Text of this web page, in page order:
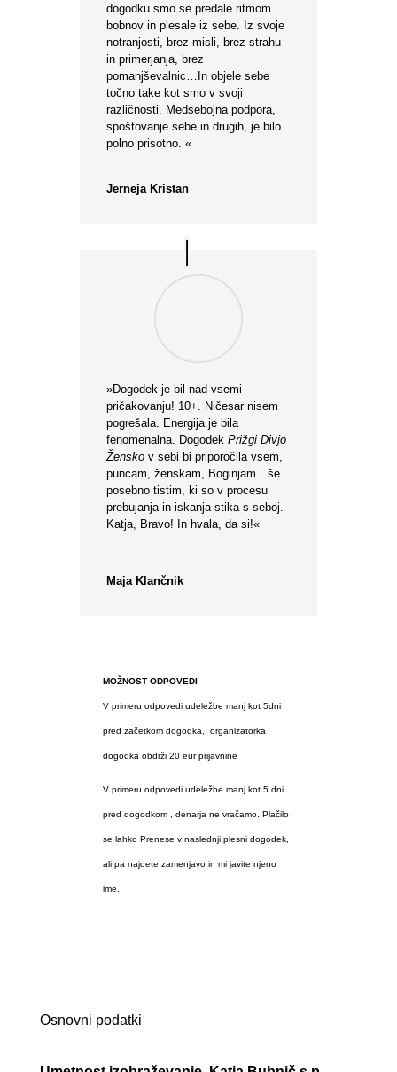
dogodku smo se predale ritmom
bobnov in plesale iz sebe. Iz svoje
notranjosti, brez misli, brez strahu
in primerjanja, brez
pomanjševalnic…In objele sebe
točno take kot smo v svoji
različnosti. Medsebojna podpora,
spoštovanje sebe in drugih, je bilo
polno prisotno. «
Jerneja Kristan
»Dogodek je bil nad vsemi
pričakovanju! 10+. Ničesar nisem
pogrešala. Energija je bila
fenomenalna. Dogodek Prižgi Divjo
Žensko v sebi bi priporočila vsem,
puncam, ženskam, Boginjam…še
posebno tistim, ki so v procesu
prebujanja in iskanja stika s seboj.
Katja, Bravo! In hvala, da si!«
Maja Klančnik
MOŽNOST ODPOVEDI
V primeru odpovedi udeležbe manj kot 5dni
pred začetkom dogodka, organizatorka
dogodka obdrži 20 eur prijavnine
V primeru odpovedi udeležbe manj kot 5 dni
pred dogodkom , denarja ne vračamo. Plačilo
se lahko Prenese v naslednji plesni dogodek,
ali pa najdete zamenjavo in mi javite njeno
ime.
Osnovni podatki